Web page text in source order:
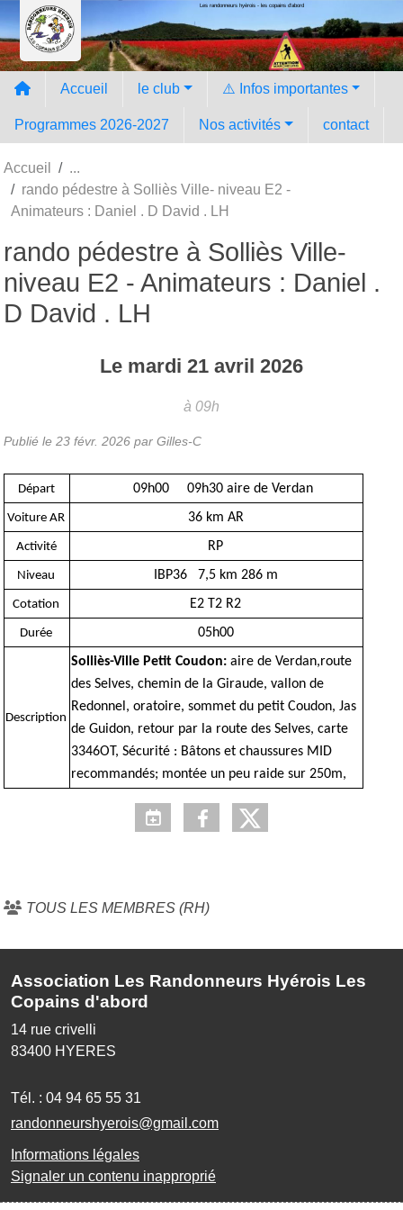
Les randonneurs hyèrois - les copains d'abord
Accueil le club ⚠️ Infos importantes
Programmes 2026-2027 Nos activités contact
Accueil
rando pédestre à Solliès Ville- niveau E2 -
Animateurs : Daniel . D David . LH
rando pédestre à Solliès Ville-
niveau E2 - Animateurs : Daniel .
D David . LH
Le mardi 21 avril 2026
à 09h
Publié le 23 févr. 2026 par Gilles-C
Départ 09h00 09h30 aire de Verdan
Voiture AR 36 km AR
Activité RP
Niveau IBP36 7,5 km 286 m
Cotation E2 T2 R2
Durée 05h00
Description
Solliès-Ville Petit Coudon: aire de Verdan,route
des Selves, chemin de la Giraude, vallon de
Redonnel, oratoire, sommet du petit Coudon, Jas
de Guidon, retour par la route des Selves, carte
3346OT, Sécurité : Bâtons et chaussures MID
recommandés; montée un peu raide sur 250m,
TOUS LES MEMBRES (RH)
Association Les Randonneurs Hyérois Les
Copains d'abord
14 rue crivelli
83400 HYERES
Tél. : 04 94 65 55 31
randonneurshyerois@gmail.com
Informations légales
Signaler un contenu inapproprié
Panneau de gestion des cookies